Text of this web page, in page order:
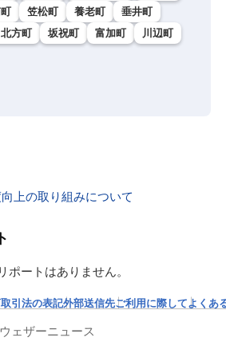
笠松町 養老町
垂井町
北方町 坂祝町 富加町
川辺町
上の取り組みについて
ートはありません。
引法の表記外部送信先ご利用に際してよくあ
ウェザーニュース